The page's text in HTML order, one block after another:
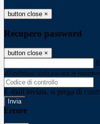
button close ×
Recupero password
button close ×
all'indirizzo indicato con le
E-mail inviata, si prega di
Errore